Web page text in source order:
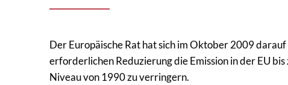
Der Europäische Rat hat sich im Oktober 2009
erforderlichen Reduzierung die Emission in der EU
Niveau von 1990 zu verringern.